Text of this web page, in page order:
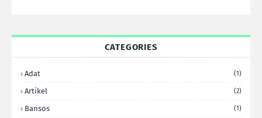
CATEGORIES
Adat (1)
Artikel (2)
Bansos (1)